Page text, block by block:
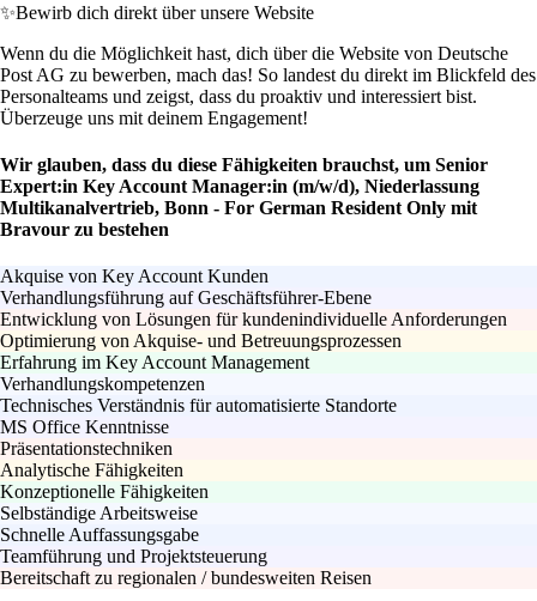
✨Bewirb dich direkt über unsere Website
Wenn du die Möglichkeit hast, dich über die Website von Deutsche
Post AG zu bewerben, mach das! So landest du direkt im Blickfeld des
Personalteams und zeigst, dass du proaktiv und interessiert bist.
Überzeuge uns mit deinem Engagement!
Wir glauben, dass du diese Fähigkeiten brauchst, um Senior
Expert:in Key Account Manager:in (m/w/d), Niederlassung
Multikanalvertrieb, Bonn - For German Resident Only mit
Bravour zu bestehen
Akquise von Key Account Kunden
Verhandlungsführung auf Geschäftsführer-Ebene
Entwicklung von Lösungen für kundenindividuelle Anforderungen
Optimierung von Akquise- und Betreuungsprozessen
Erfahrung im Key Account Management
Verhandlungskompetenzen
Technisches Verständnis für automatisierte Standorte
MS Office Kenntnisse
Präsentationstechniken
Analytische Fähigkeiten
Konzeptionelle Fähigkeiten
Selbständige Arbeitsweise
Schnelle Auffassungsgabe
Teamführung und Projektsteuerung
Bereitschaft zu regionalen / bundesweiten Reisen